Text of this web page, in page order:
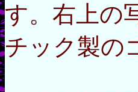
す。右上の
チック製の